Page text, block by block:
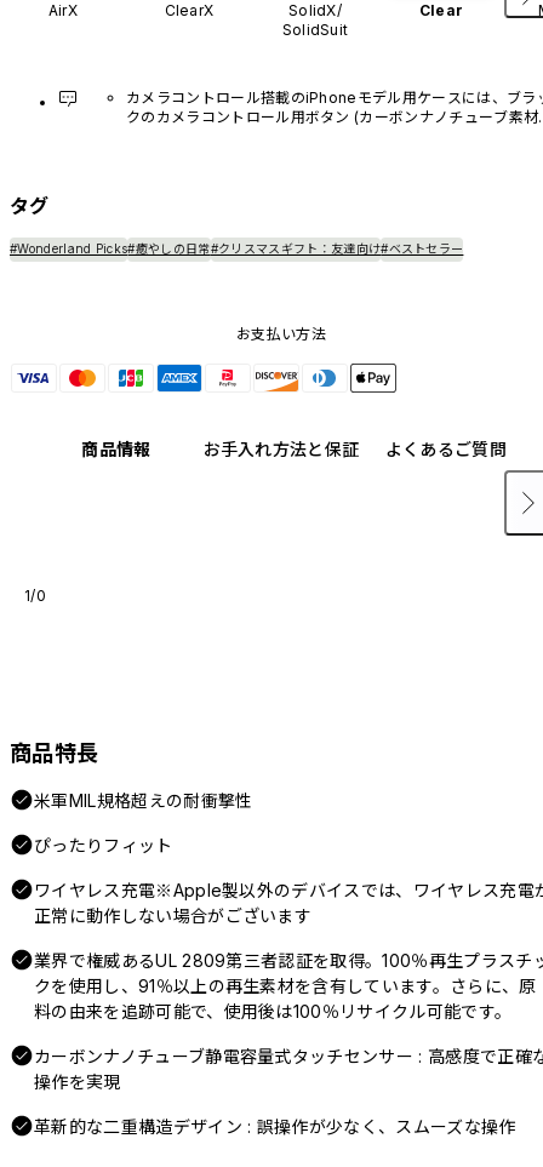
AirX ClearX
SolidX/
SolidSuit
Clear
カメラコントロール搭載のiPhoneモデル用ケースには、ブラ
クのカメラコントロール用ボタン (カーボンナノチューブ素材)
タグ
#Wonderland Picks#癒やしの日常#クリスマスギフト：友達向け#ベストセラー
お支払い方法
商品情報 お手入れ方法と保証 よくあるご質問
1/0
商品特長
米軍MIL規格超えの耐衝撃性
ぴったりフィット
ワイヤレス充電※Apple製以外のデバイスでは、ワイヤレス充電
正常に動作しない場合がございます
業界で権威あるUL 2809第三者認証を取得。100％再生プラスチ
クを使用し、91％以上の再生素材を含有しています。さらに、原
料の由来を追跡可能で、使用後は100％リサイクル可能です。
カーボンナノチューブ静電容量式タッチセンサー : 高感度で正確
操作を実現
革新的な二重構造デザイン : 誤操作が少なく、スムーズな操作